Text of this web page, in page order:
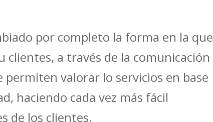
por completo la forma en la que
clientes, a través de la comunicación
valorar lo servicios en base
haciendo cada vez más fácil
de los clientes.